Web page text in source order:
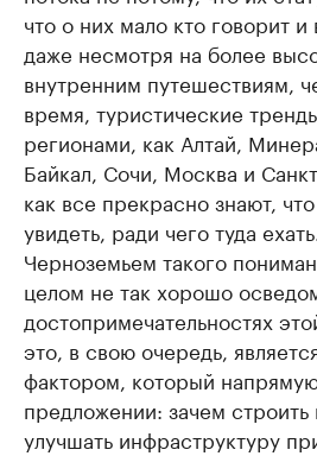
что о них мало кто говорит
даже несмотря на более
внутренним путешествиям,
время, туристические
регионами, как Алтай,
Байкал, Сочи, Москва и
как все прекрасно знают,
увидеть, ради чего туда
Черноземьем такого
целом не так хорошо
достопримечательностях
это, в свою очередь,
фактором, который
предложении: зачем
улучшать инфраструктуру